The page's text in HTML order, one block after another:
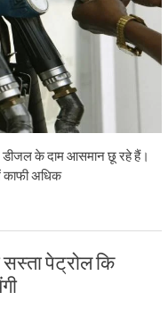
डीजल के दाम आसमान छू रहे हैं।
काफी अधिक
पेट्रोल कि